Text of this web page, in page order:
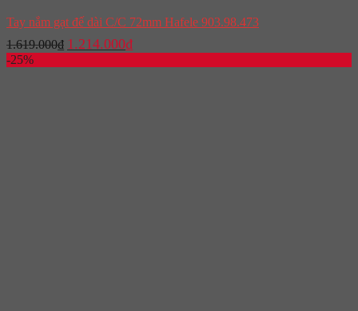
Tay nắm gạt đế dài C/C 72mm Hafele 903.98.473
1.619.000₫ Giá
gốc
là:
1.214.000₫Giá
hiện
tại
-25%